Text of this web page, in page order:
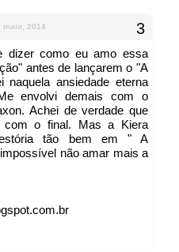
maio, 2014
dizer como eu amo essa
antes de lançarem o "A
naquela ansiedade eterna
envolvi demais com o
Achei de verdade que
o final. Mas a Kiera
tão bem em " A
não amar mais a